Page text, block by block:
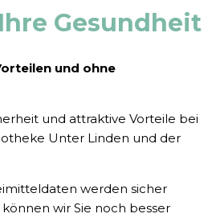
Gesundheit
und ohne
und attraktive Vorteile bei
Unter Linden und der
werden sicher
wir Sie noch besser